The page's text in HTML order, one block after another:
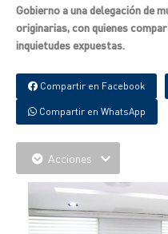
Gobierno a una delegación de
originarias, con quienes
inquietudes expuestas.
Compartir en Facebook
Compartir en WhatsApp
Acciones